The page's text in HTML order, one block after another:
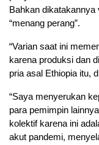
Bahkan dikatakannya
“menang perang”.
“Varian saat ini
karena produksi dan
pria asal Ethiopia itu,
“Saya menyerukan
para pemimpin
kolektif karena ini
akut pandemi,